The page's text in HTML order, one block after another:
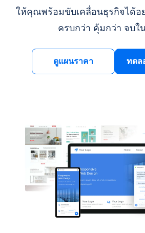
ให้คุณพร้อมขับเคลื่อนธุรกิจได้อ
ครบกว่า คุ้มกว่า จบใ
ดูแผนราคา ทดล